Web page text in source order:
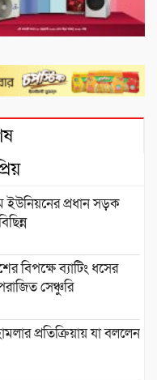
ইউনিয়নের প্রধান সড়ক
বিপক্ষে ব্যাটিং ধসের
সেঞ্চুরি
প্রতিক্রিয়ায় যা বললেন